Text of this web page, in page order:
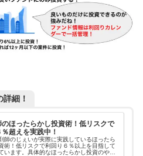
細！
のほったらかし投資術！低リスクで
超えを実践中！
師のじぇいが実際に実践しているほったら
術！低リスクで利回り６％以上を目指して
います。具体的なほったらかし投資のやり